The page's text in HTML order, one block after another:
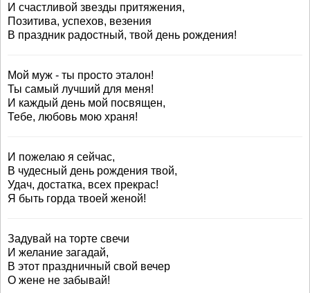
И счастливой звезды притяжения,
Позитива, успехов, везения
В праздник радостный, твой день рождения!
Мой муж - ты просто эталон!
Ты самый лучший для меня!
И каждый день мой посвящен,
Тебе, любовь мою храня!
И пожелаю я сейчас,
В чудесный день рождения твой,
Удач, достатка, всех прекрас!
Я быть горда твоей женой!
Задувай на торте свечи
И желание загадай,
В этот праздничный свой вечер
О жене не забывай!